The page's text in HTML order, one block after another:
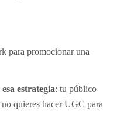
para promocionar una
estrategia: tu público
quieres hacer UGC para